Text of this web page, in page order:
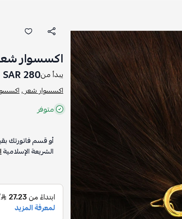
اكسسوار
يبدأ من280 SAR
اكسسوار شعر ,
متوفر
أو قسم فاتورتك
الشريعة الإسلامية